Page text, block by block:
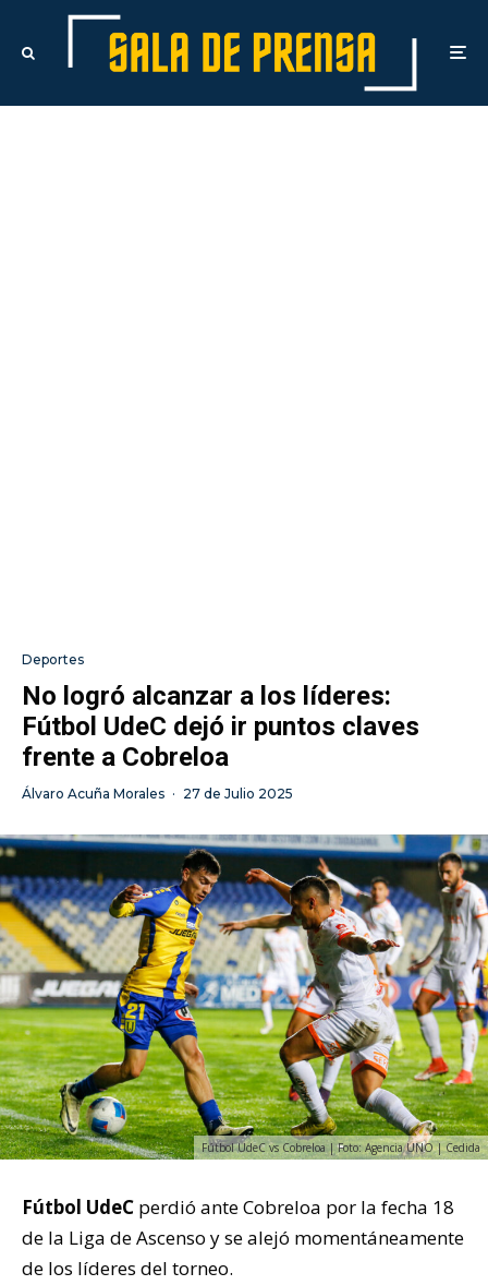
Deportes
No logró alcanzar a los líderes:
Fútbol UdeC dejó ir puntos claves
frente a Cobreloa
Álvaro Acuña Morales · 27 de Julio 2025
Fútbol UdeC vs Cobreloa | Foto: Agencia UNO | Cedida
Fútbol UdeC perdió ante Cobreloa por la fecha 18
de la Liga de Ascenso y se alejó momentáneamente
de los líderes del torneo.